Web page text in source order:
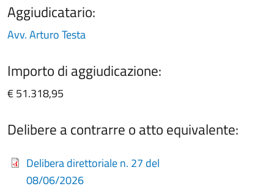
Aggiudicatario:
Avv. Arturo Testa
Importo di aggiudicazione:
€ 51.318,95
Delibere a contrarre o atto equivalente:
Delibera direttoriale n. 27 del
08/06/2026